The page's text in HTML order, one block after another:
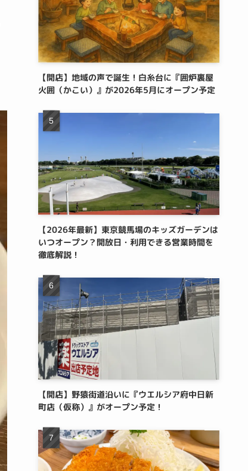
【開店】地域の声で誕生！白糸台に『囲炉裏屋
火囲（かこい）』が2026年5月にオープン予定
【2026年最新】東京競馬場のキッズガーデンは
いつオープン？開放日・利用できる営業時間を
徹底解説！
【開店】野猿街道沿いに『ウエルシア府中日新
町店（仮称）』がオープン予定！